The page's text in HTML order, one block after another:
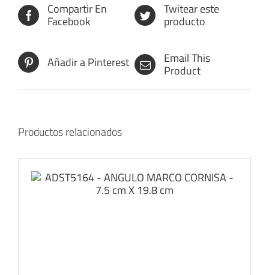
Compartir En
Facebook
Twitear este
producto
Añadir a Pinterest Email This
Product
Productos relacionados